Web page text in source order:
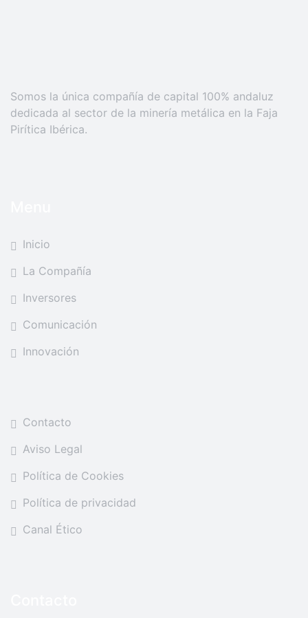
Somos la única compañía de capital 100% andaluz
dedicada al sector de la minería metálica en la Faja
Pirítica Ibérica.
Inicio
La Compañía
Inversores
Comunicación
Innovación
Contacto
Aviso Legal
Política de Cookies
Política de privacidad
Canal Ético